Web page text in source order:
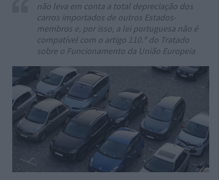
não leva em conta a total depreciação dos
carros importados de outros Estados-
membros e, por isso, a lei portuguesa não é
compatível com o artigo 110.º do Tratado
sobre o Funcionamento da União Europeia